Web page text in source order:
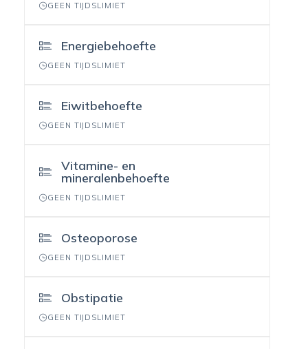
GEEN TIJDSLIMIET
Energiebehoefte
GEEN TIJDSLIMIET
Eiwitbehoefte
GEEN TIJDSLIMIET
Vitamine- en
mineralenbehoefte
GEEN TIJDSLIMIET
Osteoporose
GEEN TIJDSLIMIET
Obstipatie
GEEN TIJDSLIMIET